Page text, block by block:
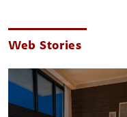
Web Stories